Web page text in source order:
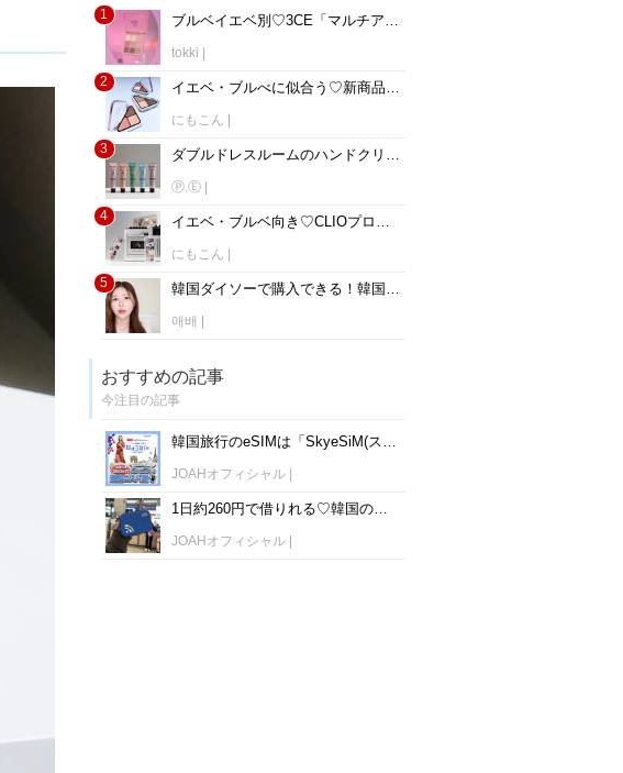
1 ブルベイエベ別♡3CE「マルチアイカラーパレット」全13種類を紹介♡
tokki
2
イエベ・ブルべに似合う♡新商品！！CLIOエッセンシャルシャドウタップをパーソナルカラー別でご紹介♡
にもこん
3
ダブルドレスルームのハンドクリーム全10種類♡匂いは？どこで売ってる？
Ⓟ.Ⓔ|
4
イエベ・ブルベ向き♡CLIOプロアイパレットエアーの全15種類をパーソナルカラー別で紹介♡
にもこん
5
韓国ダイソーで購入できる！韓国コンシーラーの正直レビュー7選♡
애배
おすすめの記事
今注目の記事
韓国旅行のeSIMは「SkyeSiM(スカイイーシム)」！1日単位で最安値380円から利用可能！
JOAHオフィシャル|
1日約260円で借りれる♡韓国のWiFiレンタルおすすめ「WiFi弁当(WiFi Dosirak)」
JOAHオフィシャル|